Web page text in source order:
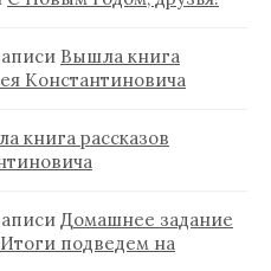
Вышла книга
Константиновича
книга рассказов
Домашнее задание
подведем на